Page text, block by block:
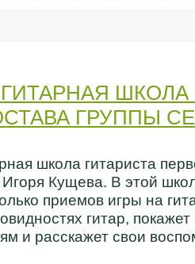
ШКОЛА
ГРУППЫ
школа гитариста
Игоря Кущева. В этой
приемов игры на
гитар,
и расскажет свои